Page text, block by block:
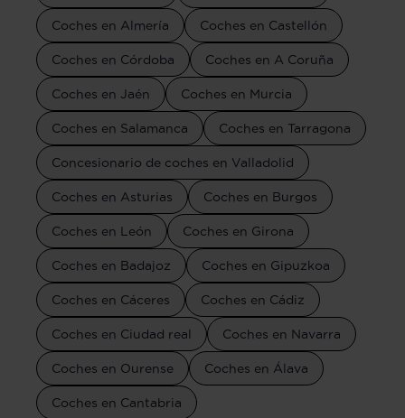
Coches en Almería Coches en Castellón
Coches en Córdoba Coches en A Coruña
Coches en Jaén Coches en Murcia
Coches en Salamanca Coches en Tarragona
Concesionario de coches en Valladolid
Coches en Asturias Coches en Burgos
Coches en León Coches en Girona
Coches en Badajoz Coches en Gipuzkoa
Coches en Cáceres Coches en Cádiz
Coches en Ciudad real Coches en Navarra
Coches en Ourense Coches en Álava
Coches en Cantabria